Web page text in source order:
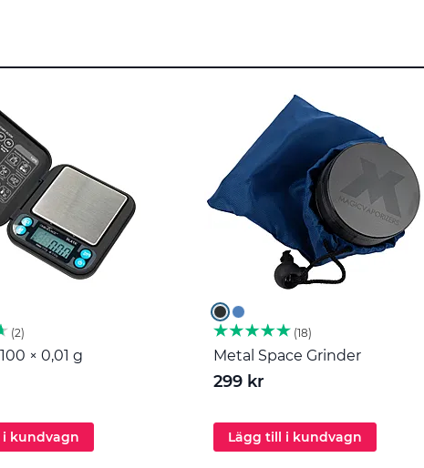
2
× 0,01 g
kundvagn
18
Metal Space Grinder
299 kr
Lägg till i kundvagn